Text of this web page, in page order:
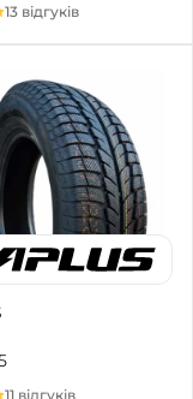
13 відгуків
11 відгуків